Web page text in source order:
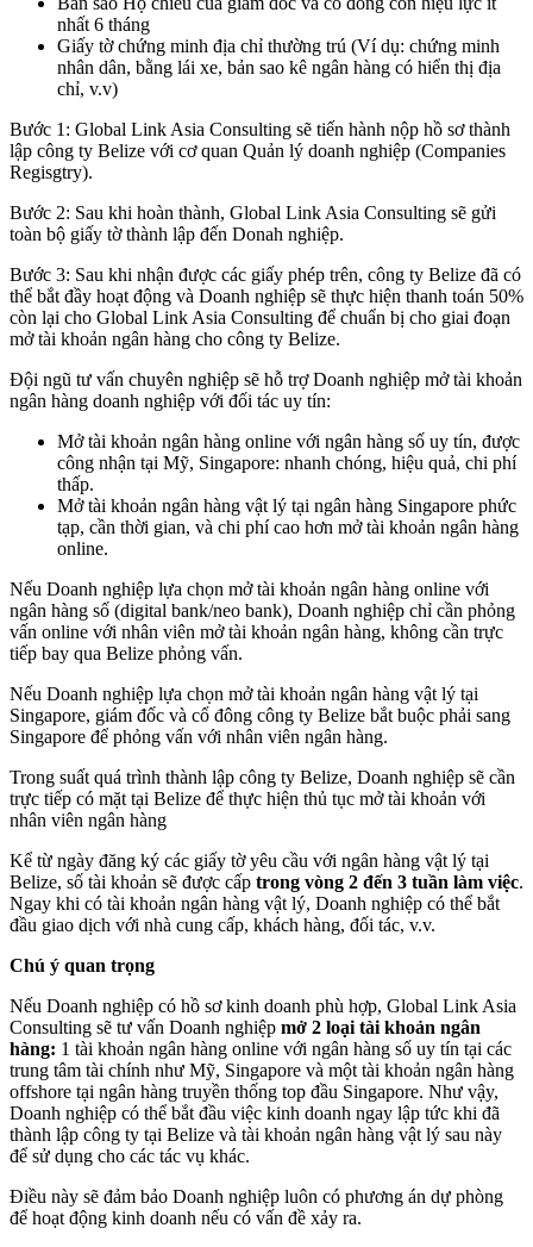
nhất 6 tháng
Giấy tờ chứng minh địa chỉ thường trú (Ví dụ: chứng minh
nhân dân, bằng lái xe, bản sao kê ngân hàng có hiển thị địa
chỉ, v.v)
Bước 1: Global Link Asia Consulting sẽ tiến hành nộp hồ sơ thành
lập công ty Belize với cơ quan Quản lý doanh nghiệp (Companies
Regisgtry).
Bước 2: Sau khi hoàn thành, Global Link Asia Consulting sẽ gửi
toàn bộ giấy tờ thành lập đến Donah nghiệp.
Bước 3: Sau khi nhận được các giấy phép trên, công ty Belize đã có
thể bắt đầy hoạt động và Doanh nghiệp sẽ thực hiện thanh toán 50%
còn lại cho Global Link Asia Consulting để chuẩn bị cho giai đoạn
mở tài khoản ngân hàng cho công ty Belize.
Đội ngũ tư vấn chuyên nghiệp sẽ hỗ trợ Doanh nghiệp mở tài khoản
ngân hàng doanh nghiệp với đối tác uy tín:
Mở tài khoản ngân hàng online với ngân hàng số uy tín, được
công nhận tại Mỹ, Singapore: nhanh chóng, hiệu quả, chi phí
thấp.
Mở tài khoản ngân hàng vật lý tại ngân hàng Singapore phức
tạp, cần thời gian, và chi phí cao hơn mở tài khoản ngân hàng
online.
Nếu Doanh nghiệp lựa chọn mở tài khoản ngân hàng online với
ngân hàng số (digital bank/neo bank), Doanh nghiệp chỉ cần phỏng
vấn online với nhân viên mở tài khoản ngân hàng, không cần trực
tiếp bay qua Belize phỏng vấn.
Nếu Doanh nghiệp lựa chọn mở tài khoản ngân hàng vật lý tại
Singapore, giám đốc và cổ đông công ty Belize bắt buộc phải sang
Singapore để phỏng vấn với nhân viên ngân hàng.
Trong suất quá trình thành lập công ty Belize, Doanh nghiệp sẽ cần
trực tiếp có mặt tại Belize để thực hiện thủ tục mở tài khoản với
nhân viên ngân hàng
Kể từ ngày đăng ký các giấy tờ yêu cầu với ngân hàng vật lý tại
Belize, số tài khoản sẽ được cấp trong vòng 2 đến 3 tuần làm việc.
Ngay khi có tài khoản ngân hàng vật lý, Doanh nghiệp có thể bắt
đầu giao dịch với nhà cung cấp, khách hàng, đối tác, v.v.
Chú ý quan trọng
Nếu Doanh nghiệp có hồ sơ kinh doanh phù hợp, Global Link Asia
Consulting sẽ tư vấn Doanh nghiệp mở 2 loại tài khoản ngân
hàng: 1 tài khoản ngân hàng online với ngân hàng số uy tín tại các
trung tâm tài chính như Mỹ, Singapore và một tài khoản ngân hàng
offshore tại ngân hàng truyền thống top đầu Singapore. Như vậy,
Doanh nghiệp có thể bắt đầu việc kinh doanh ngay lập tức khi đã
thành lập công ty tại Belize và tài khoản ngân hàng vật lý sau này
để sử dụng cho các tác vụ khác.
Điều này sẽ đảm bảo Doanh nghiệp luôn có phương án dự phòng
để hoạt động kinh doanh nếu có vấn đề xảy ra.